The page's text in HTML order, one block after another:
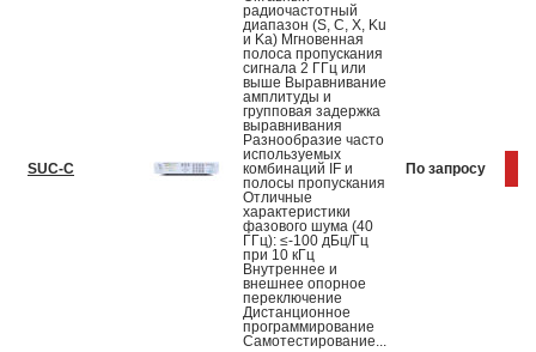
SUC-C
радиочастотный
диапазон (S, C, X, Ku
и Ka) Мгновенная
полоса пропускания
сигнала 2 ГГц или
выше Выравнивание
амплитуды и
групповая задержка
выравнивания
Разнообразие часто
используемых
комбинаций IF и
полосы пропускания
Отличные
характеристики
фазового шума (40
ГГц): ≤-100 дБц/Гц
при 10 кГц
Внутреннее и
внешнее опорное
переключение
Дистанционное
программирование
Самотестирование...
По запросу